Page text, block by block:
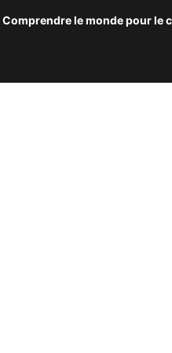
Comprendre le monde pour le